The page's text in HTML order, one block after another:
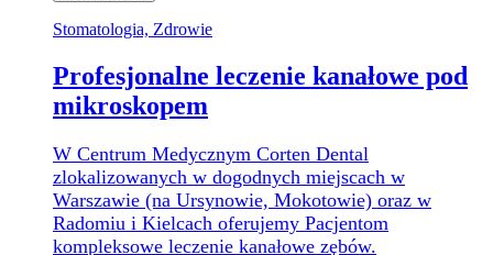
Stomatologia, Zdrowie
Profesjonalne leczenie kanałowe pod
mikroskopem
W Centrum Medycznym Corten Dental
zlokalizowanych w dogodnych miejscach w
Warszawie (na Ursynowie, Mokotowie) oraz w
Radomiu i Kielcach oferujemy Pacjentom
kompleksowe leczenie kanałowe zębów.